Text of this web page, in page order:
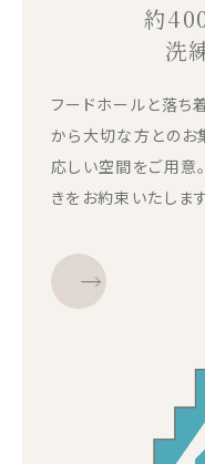
約
洗
フードホールと落ち
から大切な方とのお
応しい空間をご用意
きをお約束いたします